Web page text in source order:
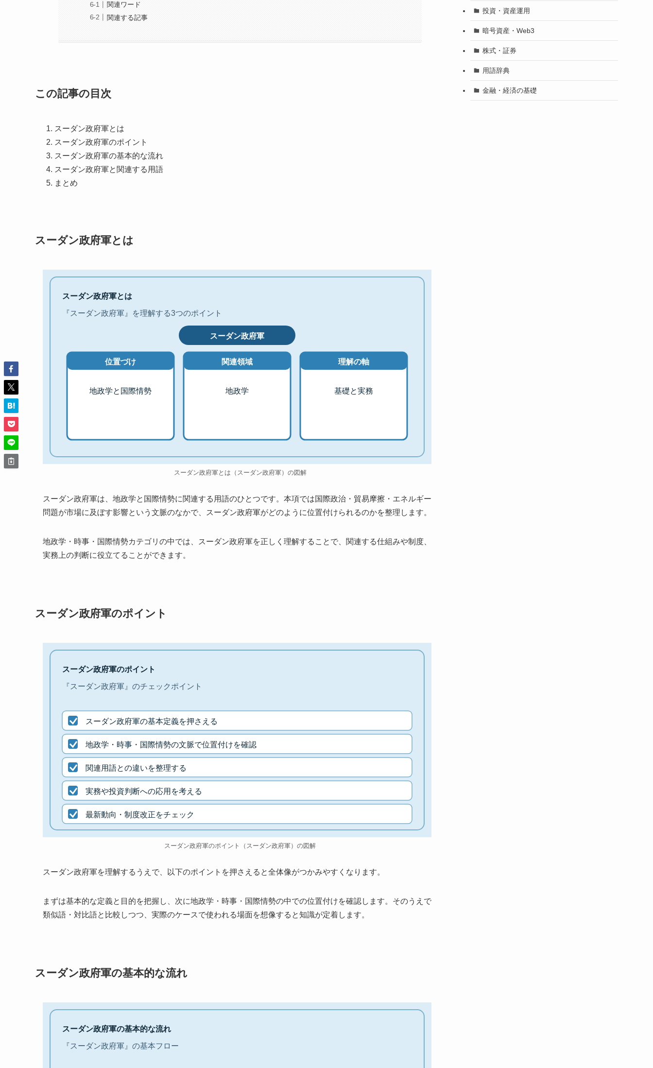
関連ワード
関連する記事
この記事の目次
スーダン政府軍とは
スーダン政府軍のポイント
スーダン政府軍の基本的な流れ
スーダン政府軍と関連する用語
まとめ
スーダン政府軍とは
スーダン政府軍とは
『スーダン政府軍』を理解する3つのポイント
スーダン政府軍
位置づけ
地政学と国際情勢
関連領域
地政学
理解の軸
基礎と実務
スーダン政府軍とは（スーダン政府軍）の図解
スーダン政府軍は、地政学と国際情勢に関連する用語のひとつです。本項では国際政治・貿易摩擦・エネルギー
問題が市場に及ぼす影響という文脈のなかで、スーダン政府軍がどのように位置付けられるのかを整理します。
地政学・時事・国際情勢カテゴリの中では、スーダン政府軍を正しく理解することで、関連する仕組みや制度、
実務上の判断に役立てることができます。
スーダン政府軍のポイント
スーダン政府軍のポイント
『スーダン政府軍』のチェックポイント
スーダン政府軍の基本定義を押さえる
地政学・時事・国際情勢の文脈で位置付けを確認
関連用語との違いを整理する
実務や投資判断への応用を考える
最新動向・制度改正をチェック
スーダン政府軍のポイント（スーダン政府軍）の図解
スーダン政府軍を理解するうえで、以下のポイントを押さえると全体像がつかみやすくなります。
まずは基本的な定義と目的を把握し、次に地政学・時事・国際情勢の中での位置付けを確認します。そのうえで
類似語・対比語と比較しつつ、実際のケースで使われる場面を想像すると知識が定着します。
スーダン政府軍の基本的な流れ
スーダン政府軍の基本的な流れ
『スーダン政府軍』の基本フロー
投資・資産運用
暗号資産・Web3
株式・証券
用語辞典
金融・経済の基礎